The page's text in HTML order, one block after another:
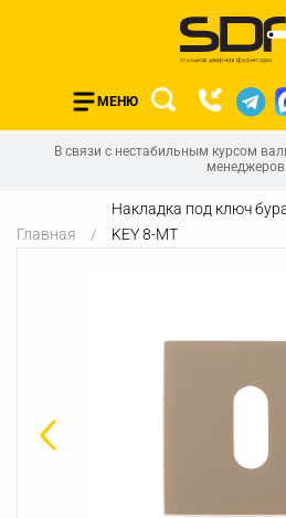
МЕНЮ
В связи с нестабильным курсом
менеджеров.
Главная
Накладка под ключ
KEY 8-MT